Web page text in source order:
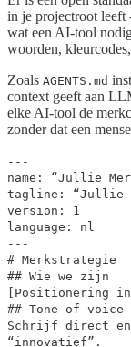
in je projectroot leeft
wat een AI-tool
woorden,
Zoals AGENTS.md
context geeft aan
elke AI-tool de
zonder dat een
---
name: “Jullie
tagline: “Jullie
version: 1
language: nl
---
# Merkstrategie
## Wie we zijn
[Positionering
## Tone of voice
Schrijf direct en
“innovatief”.